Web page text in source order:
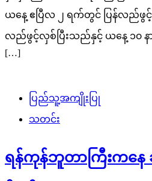
ယနေ့ ဧပြီလ ၂ ရက်တွင် ပြန်လည်ဖွ
လည်ဖွင့်လှစ်ပြီးသည်နှင့် ယနေ့ ၁၀ န
[…]
ပြည်သူ့အကျိုးပြု
သတင်း
ရန်ကုန်ဘူတာကြီးကနေ ခ